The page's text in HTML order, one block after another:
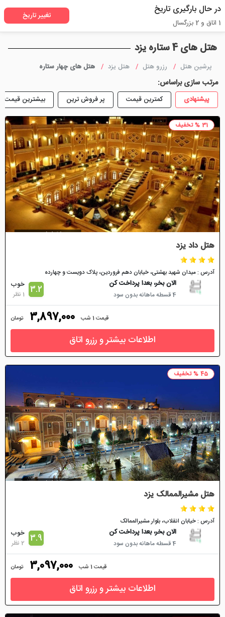
هتل های 4 ستاره یزد
پرشین هتل رزرو هتل هتل یزد هتل های چهار ستاره
مرتب سازی براساس:
پیشنهادی کمترین قیمت پر فروش ترین بیشترین قیمت
31 % تخفیف
هتل داد یزد
آدرس : میدان شهید بهشتی، خیابان دهم فروردین، پلاک دويست و چهارده
الان بخر، بعدا پرداخت کن
4 قسطه ماهانه بدون سود 3.2 خوب
1 نظر
قیمت 1 شب 3,897,000 تومان
اطلاعات بیشتر و رزرو اتاق
45 % تخفیف
هتل مشیرالممالک یزد
آدرس : خیابان انقلاب، بلوار مشیرالممالک
الان بخر، بعدا پرداخت کن
4 قسطه ماهانه بدون سود 3.9 خوب
2 نظر
قیمت 1 شب 3,097,000 تومان
اطلاعات بیشتر و رزرو اتاق
در حال بارگیری تاریخ
1 اتاق و 2 بزرگسال
تغییر تاریخ